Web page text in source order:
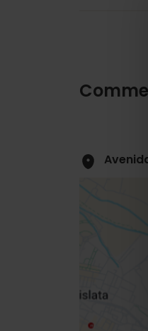
sidebar